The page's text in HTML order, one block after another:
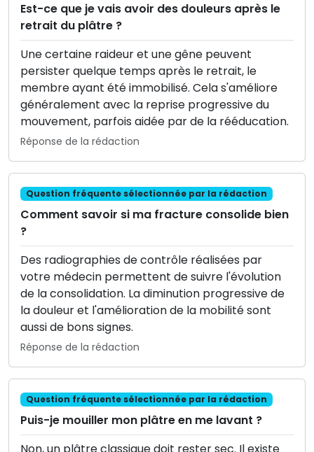
Est-ce que je vais avoir des douleurs après le
retrait du plâtre ?
Une certaine raideur et une gêne peuvent
persister quelque temps après le retrait, le
membre ayant été immobilisé. Cela s'améliore
généralement avec la reprise progressive du
mouvement, parfois aidée par de la rééducation.
Réponse de la rédaction
Question fréquente sélectionnée par la rédaction
Comment savoir si ma fracture consolide bien
?
Des radiographies de contrôle réalisées par
votre médecin permettent de suivre l'évolution
de la consolidation. La diminution progressive de
la douleur et l'amélioration de la mobilité sont
aussi de bons signes.
Réponse de la rédaction
Question fréquente sélectionnée par la rédaction
Puis-je mouiller mon plâtre en me lavant ?